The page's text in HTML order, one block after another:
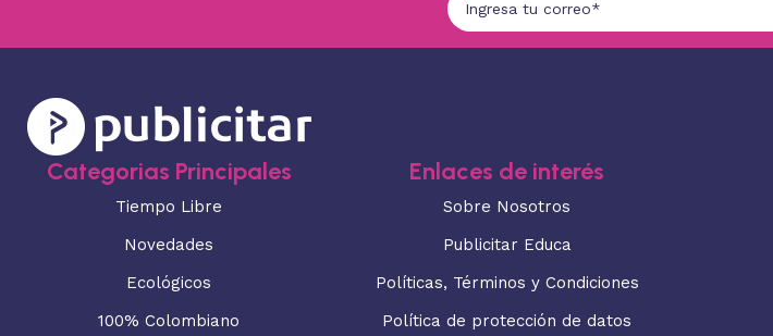
Categorias Principales
Tiempo Libre
Novedades
Ecológicos
100% Colombiano
Enlaces de interés
Sobre Nosotros
Publicitar Educa
Políticas, Términos y Condiciones
Política de protección de datos